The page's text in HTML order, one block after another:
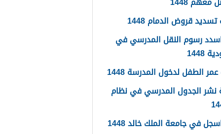
قروض الدمام 1448
رسوم النقل المدرسي في
1448
الطفل لدخول المدرسة 1448
نشر الجدول المدرسي في نظام
في جامعة الملك خالد 1448